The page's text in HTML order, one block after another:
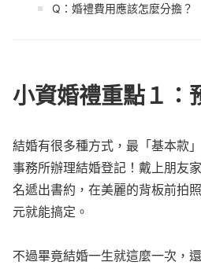
Q：婚禮費用應該怎麼分擔？
小資婚禮重點１：
結婚有很多種方式，最「基本款
事務所辦理結婚登記！戴上朋友
名遞出書約，在美麗的背板前拍
元就能搞定。
不過畢竟結婚一生就這麼一次，